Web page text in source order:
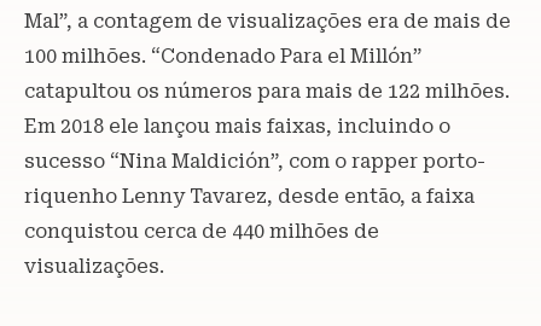
Mal”, a contagem de visualizações era de mais de
100 milhões. “Condenado Para el Millón”
catapultou os números para mais de 122 milhões.
Em 2018 ele lançou mais faixas, incluindo o
sucesso “Nina Maldición”, com o rapper porto-
riquenho Lenny Tavarez, desde então, a faixa
conquistou cerca de 440 milhões de
visualizações.